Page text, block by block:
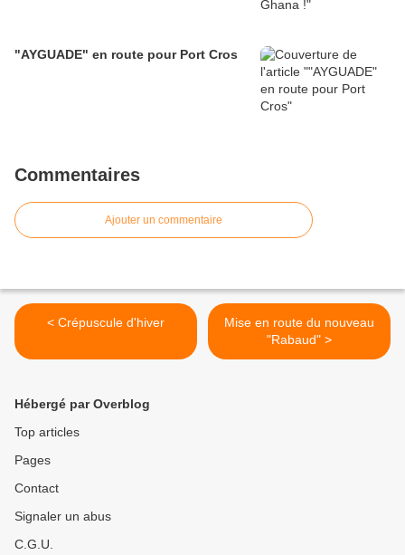
"AYGUADE" en route pour Port Cros
Commentaires
Ajouter un commentaire
< Crépuscule d'hiver
Mise en route du nouveau
"Rabaud" >
Hébergé par Overblog
Top articles
Pages
Contact
Signaler un abus
C.G.U.